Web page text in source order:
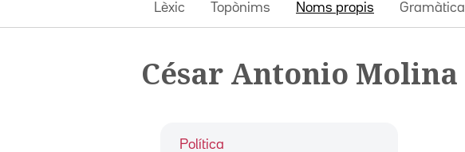
Lèxic Topònims Noms propis Gramàtica
César Antonio Molina
Política